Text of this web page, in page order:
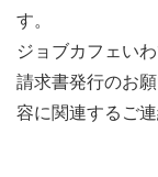
す。
ジョブカフェい
請求書発行のお
容に関連するご